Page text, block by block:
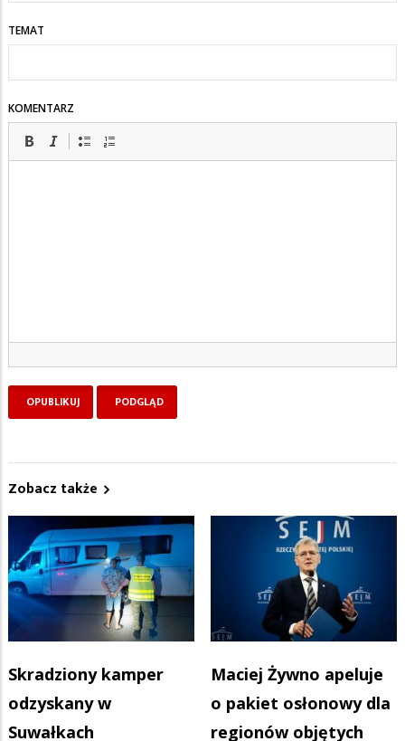
TEMAT
KOMENTARZ
Zobacz także
Skradziony kamper
odzyskany w
Suwałkach
Maciej Żywno apeluje
o pakiet osłonowy dla
regionów objętych